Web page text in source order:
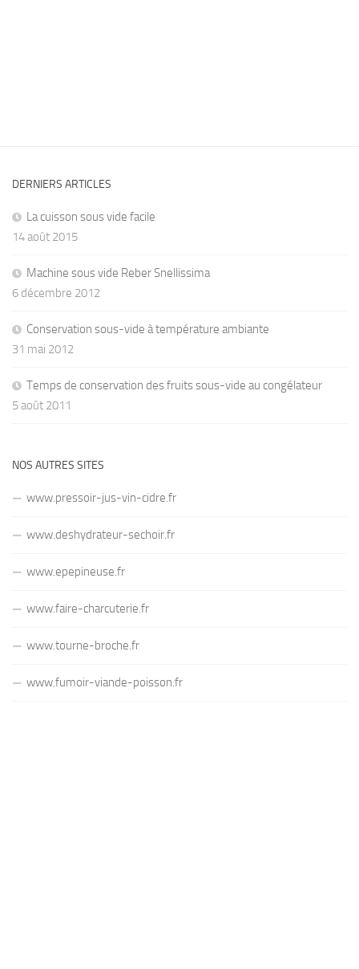
DERNIERS ARTICLES
La cuisson sous vide facile
14 août 2015
Machine sous vide Reber Snellissima
6 décembre 2012
Conservation sous-vide à température ambiante
31 mai 2012
Temps de conservation des fruits sous-vide au congélateur
5 août 2011
NOS AUTRES SITES
www.pressoir-jus-vin-cidre.fr
www.deshydrateur-sechoir.fr
www.epepineuse.fr
www.faire-charcuterie.fr
www.tourne-broche.fr
www.fumoir-viande-poisson.fr